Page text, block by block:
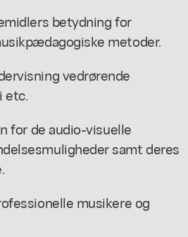
betydning for
metoder.
vedrørende
etc.
for de audio-visuelle
samt deres
musikere og